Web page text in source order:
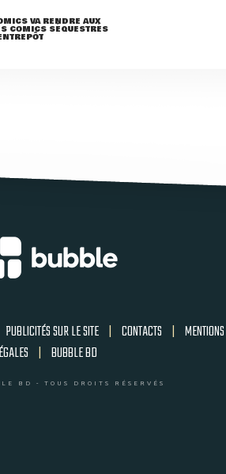
VA RENDRE AUX
COMICS SÉQUESTRÉS
PUBLICITÉS SUR LE SITE | CONTACTS | MENTIONS
| BUBBLE BD
BD - TOUS DROITS RÉSERVÉS